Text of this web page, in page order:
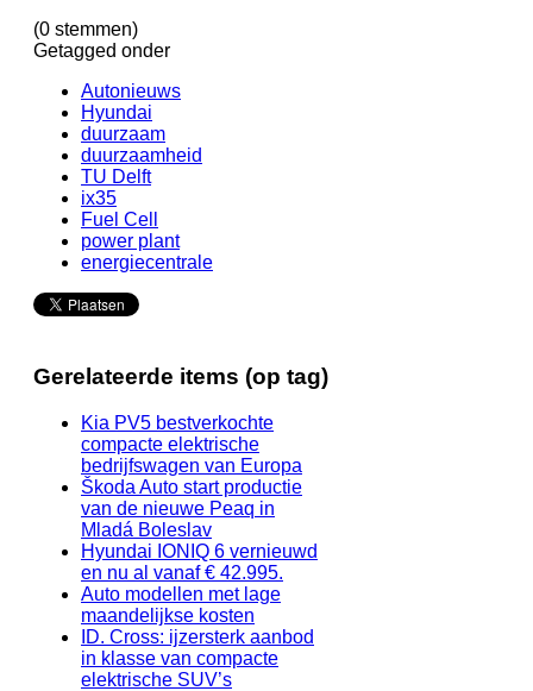
(0 stemmen)
Getagged onder
Autonieuws
Hyundai
duurzaam
duurzaamheid
TU Delft
ix35
Fuel Cell
power plant
energiecentrale
Gerelateerde items (op tag)
Kia PV5 bestverkochte
compacte elektrische
bedrijfswagen van Europa
Škoda Auto start productie
van de nieuwe Peaq in
Mladá Boleslav
Hyundai IONIQ 6 vernieuwd
en nu al vanaf € 42.995.
Auto modellen met lage
maandelijkse kosten
ID. Cross: ijzersterk aanbod
in klasse van compacte
elektrische SUV’s